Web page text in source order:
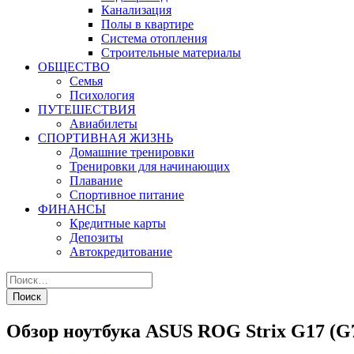
Канализация
Полы в квартире
Система отопления
Строительные материалы
ОБЩЕСТВО
Семья
Психология
ПУТЕШЕСТВИЯ
Авиабилеты
СПОРТИВНАЯ ЖИЗНЬ
Домашние тренировки
Тренировки для начинающих
Плавание
Спортивное питание
ФИНАНСЫ
Кредитные карты
Депозиты
Автокредитование
Обзор ноутбука ASUS ROG Strix G17